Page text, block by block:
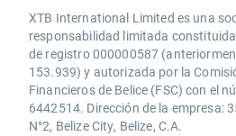
XTB International Limited es una
responsabilidad limitada
de registro 000000587
153.939) y autorizada por la
Financieros de Belice (FSC) con el
6442514. Dirección de la empresa:
N°2, Belize City, Belize, C.A.